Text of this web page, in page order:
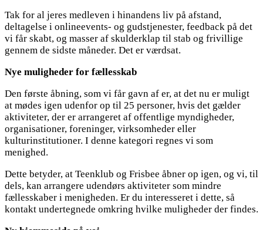
Tak for al jeres medleven i hinandens liv på afstand,
deltagelse i onlineevents- og gudstjenester, feedback på det
vi får skabt, og masser af skulderklap til stab og frivillige
gennem de sidste måneder. Det er værdsat.
Nye muligheder for fællesskab
Den første åbning, som vi får gavn af er, at det nu er muligt
at mødes igen udenfor op til 25 personer, hvis det gælder
aktiviteter, der er arrangeret af offentlige myndigheder,
organisationer, foreninger, virksomheder eller
kulturinstitutioner. I denne kategori regnes vi som
menighed.
Dette betyder, at Teenklub og Frisbee åbner op igen, og vi, til
dels, kan arrangere udendørs aktiviteter som mindre
fællesskaber i menigheden. Er du interesseret i dette, så
kontakt undertegnede omkring hvilke muligheder der findes.